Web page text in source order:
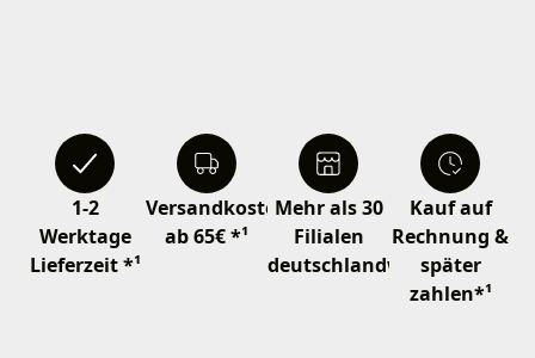
1-2
Werktage
Lieferzeit *¹
Versandkostenfrei
ab 65€ *¹
Mehr als 30
Filialen
deutschlandweit
Kauf auf
Rechnung &
später
zahlen*¹